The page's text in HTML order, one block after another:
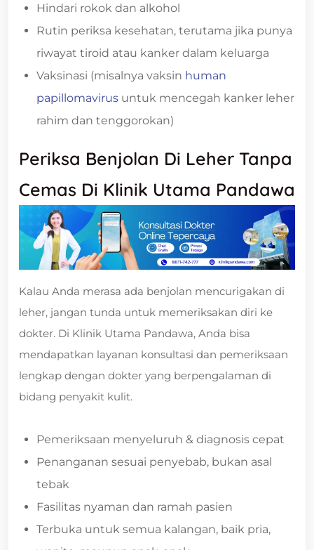
Hindari rokok dan alkohol
Rutin periksa kesehatan, terutama jika punya
riwayat tiroid atau kanker dalam keluarga
Vaksinasi (misalnya vaksin human
papillomavirus untuk mencegah kanker leher
rahim dan tenggorokan)
Periksa Benjolan Di Leher Tanpa
Cemas Di Klinik Utama Pandawa
Kalau Anda merasa ada benjolan mencurigakan di
leher, jangan tunda untuk memeriksakan diri ke
dokter. Di Klinik Utama Pandawa, Anda bisa
mendapatkan layanan konsultasi dan pemeriksaan
lengkap dengan dokter yang berpengalaman di
bidang penyakit kulit.
Pemeriksaan menyeluruh & diagnosis cepat
Penanganan sesuai penyebab, bukan asal
tebak
Fasilitas nyaman dan ramah pasien
Terbuka untuk semua kalangan, baik pria,